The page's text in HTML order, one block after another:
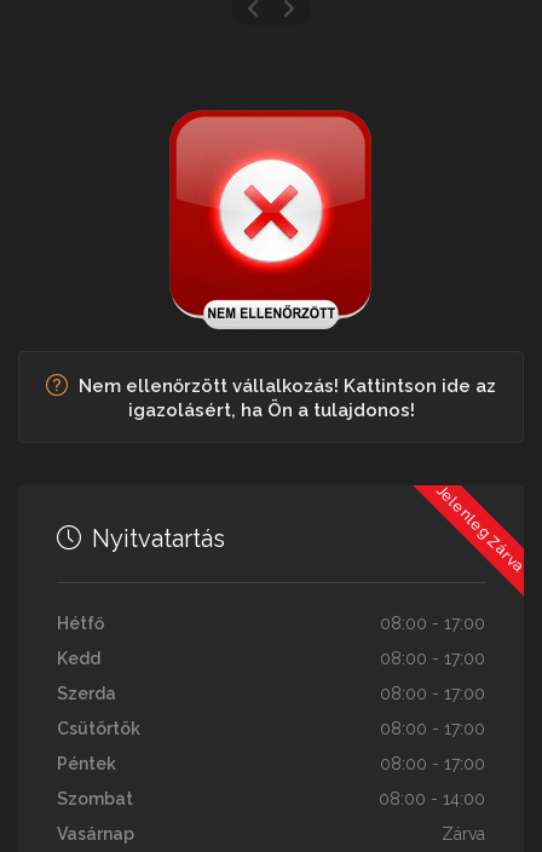
Nem ellenőrzött vállalkozás! Kattintson ide az
igazolásért, ha Ön a tulajdonos!
Jelenleg Zárva
Nyitvatartás
Hétfő
08:00 - 17:00
Kedd
08:00 - 17:00
Szerda
08:00 - 17:00
Csütörtök
08:00 - 17:00
Péntek
08:00 - 17:00
Szombat
08:00 - 14:00
Vasárnap
Zárva